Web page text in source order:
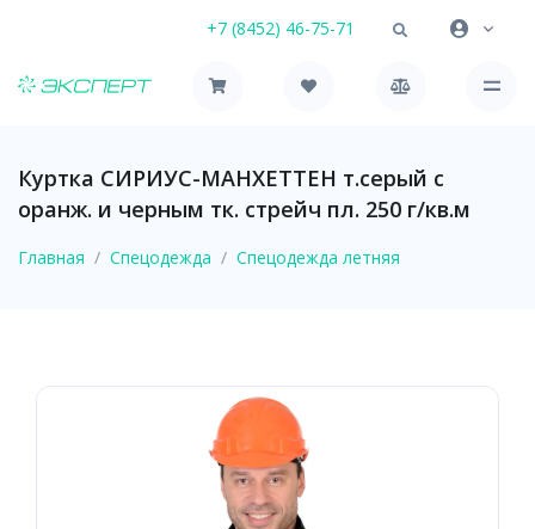
+7 (8452) 46-75-71
Куртка СИРИУС-МАНХЕТТЕН т.серый с
оранж. и черным тк. стрейч пл. 250 г/кв.м
Главная Спецодежда Спецодежда летняя